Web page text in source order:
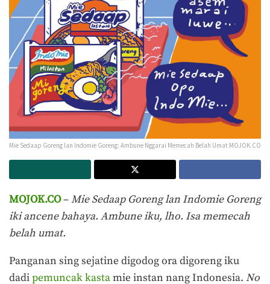
Mie Sedaap Goreng lan Indomie Goreng: Ambune Nggarai Memecah Belah Umat MOJOK.CO
MOJOK.CO–Mie Sedaap Goreng lan Indomie Goreng
iki ancene bahaya. Ambune iku, lho. Isa memecah
belah umat.
Panganan sing sejatine digodog ora digoreng iku
dadipemuncak kastamie instan nang Indonesia. No